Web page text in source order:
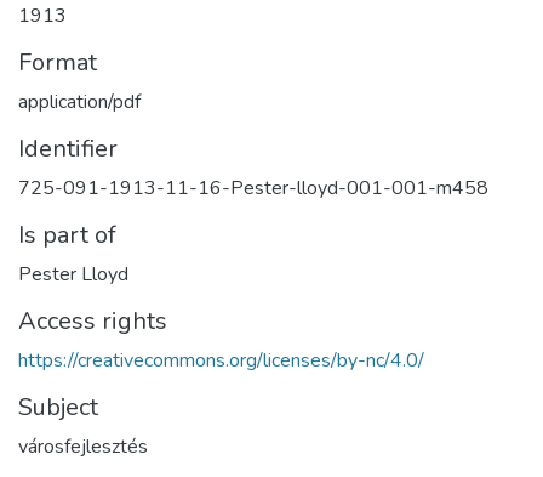
1913
Format
application/pdf
Identifier
725-091-1913-11-16-Pester-lloyd-001-001-m458
Is part of
Pester Lloyd
Access rights
https://creativecommons.org/licenses/by-nc/4.0/
Subject
városfejlesztés